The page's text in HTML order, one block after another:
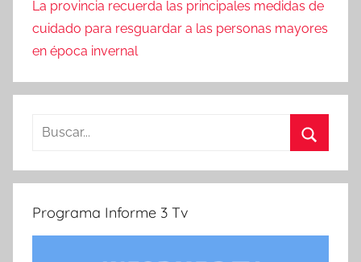
La provincia recuerda las principales medidas de
cuidado para resguardar a las personas mayores
en época invernal
Buscar:
Programa Informe 3 Tv